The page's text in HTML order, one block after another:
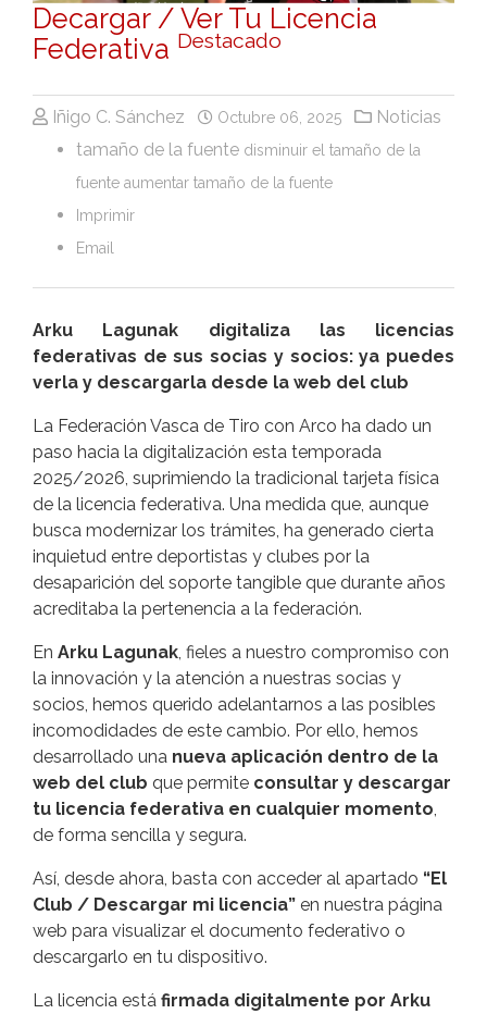
Decargar / Ver Tu Licencia
Federativa Destacado
Iñigo C. Sánchez Octubre 06, 2025
Noticias
tamaño de la fuente disminuir el tamaño de la
fuente aumentar tamaño de la fuente
Imprimir
Email
Arku Lagunak digitaliza las licencias
federativas de sus socias y socios: ya puedes
verla y descargarla desde la web del club
La Federación Vasca de Tiro con Arco ha dado un
paso hacia la digitalización esta temporada
2025/2026, suprimiendo la tradicional tarjeta física
de la licencia federativa. Una medida que, aunque
busca modernizar los trámites, ha generado cierta
inquietud entre deportistas y clubes por la
desaparición del soporte tangible que durante años
acreditaba la pertenencia a la federación.
En Arku Lagunak , fieles a nuestro compromiso con
la innovación y la atención a nuestras socias y
socios, hemos querido adelantarnos a las posibles
incomodidades de este cambio. Por ello, hemos
desarrollado una nueva aplicación dentro de la
web del club que permite consultar y descargar
tu licencia federativa en cualquier momento
de forma sencilla y segura.
Así, desde ahora, basta con acceder al apartado “El
Club / Descargar mi licencia” en nuestra página
web para visualizar el documento federativo o
descargarlo en tu dispositivo.
La licencia está firmada digitalmente por Arku